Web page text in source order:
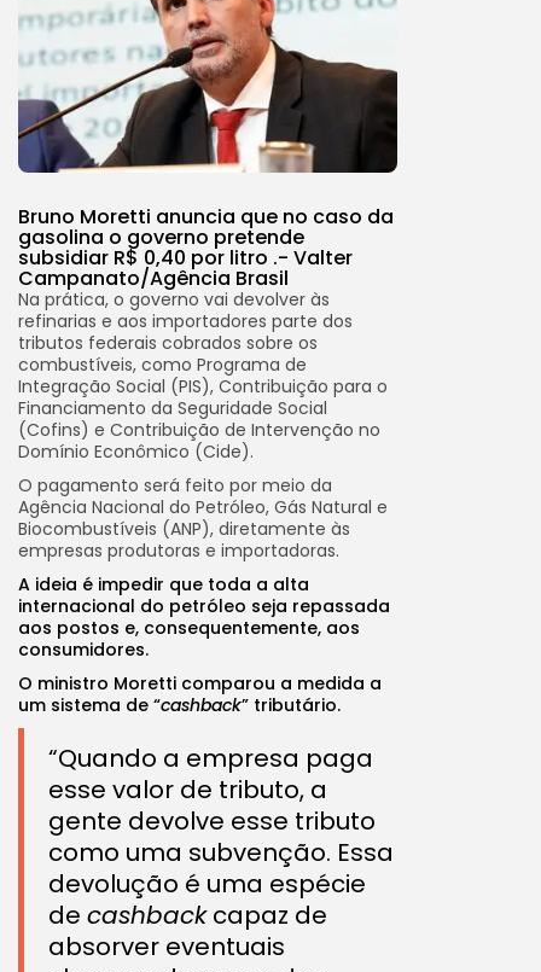
Bruno Moretti anuncia que no caso da
gasolina o governo pretende
subsidiar R$ 0,40 por litro .- Valter
Campanato/Agência Brasil
Na prática, o governo vai devolver às
refinarias e aos importadores parte dos
tributos federais cobrados sobre os
combustíveis, como Programa de
Integração Social (PIS), Contribuição para o
Financiamento da Seguridade Social
(Cofins) e Contribuição de Intervenção no
Domínio Econômico (Cide).
O pagamento será feito por meio da
Agência Nacional do Petróleo, Gás Natural e
Biocombustíveis (ANP), diretamente às
empresas produtoras e importadoras.
A ideia é impedir que toda a alta
internacional do petróleo seja repassada
aos postos e, consequentemente, aos
consumidores.
O ministro Moretti comparou a medida a
um sistema de “cashback” tributário.
“Quando a empresa paga
esse valor de tributo, a
gente devolve esse tributo
como uma subvenção. Essa
devolução é uma espécie
de cashbackcapaz de
absorver eventuais